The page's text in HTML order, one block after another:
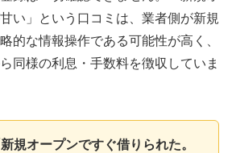
い」という口コミは、業者側が新規
的な情報操作である可能性が高く、
同様の利息・手数料を徴収していま
規オープンですぐ借りられた。